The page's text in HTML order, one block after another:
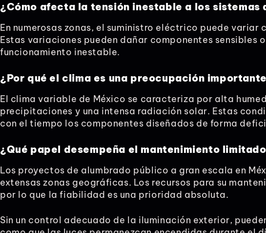
¿Cómo afecta la tensión inestable a los sistemas
En numerosas zonas, el suministro eléctrico puede variar
Estas variaciones pueden dañar componentes sensibles
funcionamiento inestable.
¿Por qué el clima es una preocupación
El clima variable de México se caracteriza por alta
precipitaciones y una intensa radiación solar. Estas
con el tiempo los componentes diseñados de forma
¿Qué papel desempeña el mantenimiento
Los proyectos de alumbrado público a gran escala en
extensas zonas geográficas. Los recursos para su
por lo que la fiabilidad es una prioridad absoluta.
Sin un control adecuado de la iluminación exterior,